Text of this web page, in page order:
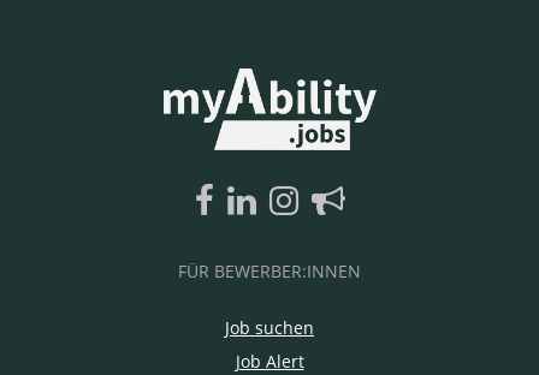
FÜR BEWERBER:INNEN
Job suchen
Job Alert